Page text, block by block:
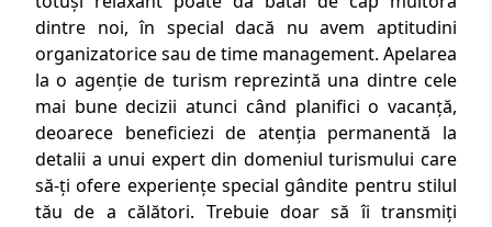
dintre noi, în special dacă nu avem aptitudini
organizatorice sau de time management. Apelarea
la o agenție de turism reprezintă una dintre cele
mai bune decizii atunci când planifici o vacanță,
deoarece beneficiezi de atenția permanentă la
detalii a unui expert din domeniul turismului care
să-ți ofere experiențe special gândite pentru stilul
tău de a călători. Trebuie doar să îi transmiți